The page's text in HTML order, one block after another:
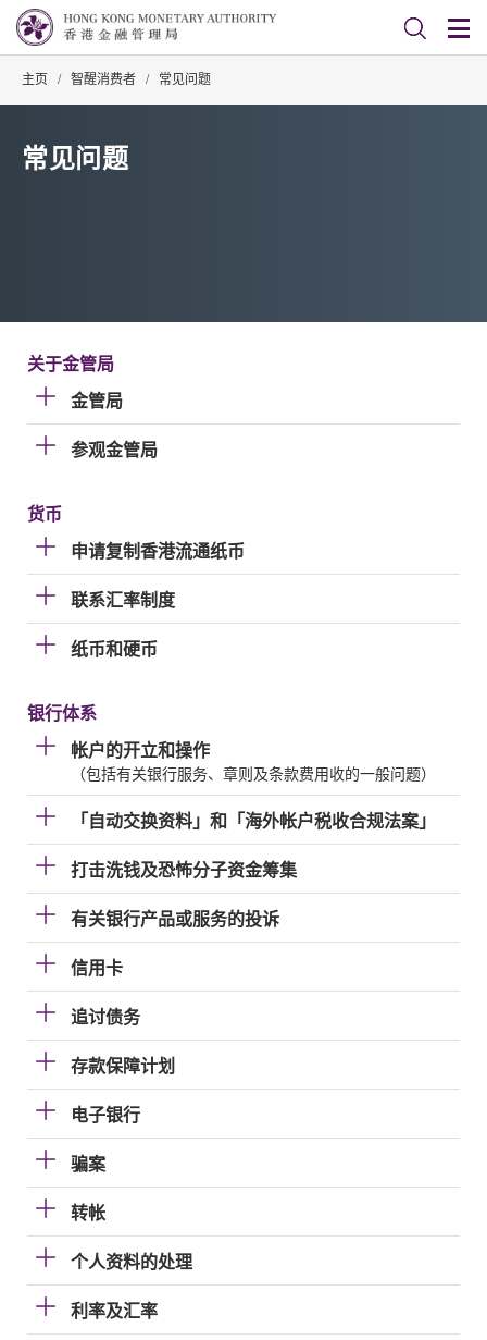
主页 / 智醒消费者 / 常见问题
常见问题
关于金管局
金管局
参观金管局
货币
申请复制香港流通纸币
联系汇率制度
纸币和硬币
银行体系
帐户的开立和操作
（包括有关银行服务、章则及条款费用收的一般问题）
「自动交换资料」和「海外帐户税收合规法案」
打击洗钱及恐怖分子资金筹集
有关银行产品或服务的投诉
信用卡
追讨债务
存款保障计划
电子银行
骗案
转帐
个人资料的处理
利率及汇率